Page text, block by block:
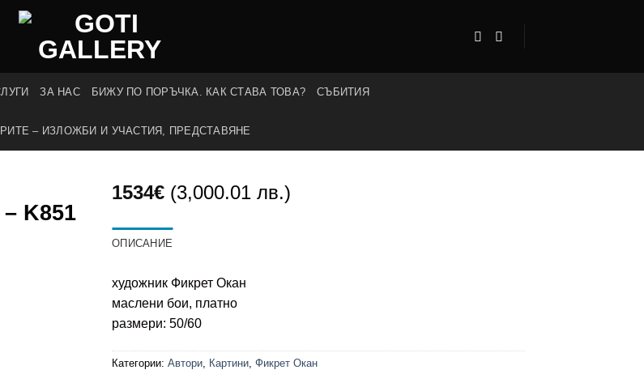
ЗА НАС БИЖУ ПО ПОРЪЧКА. КАК СТАВА ТОВА? СЪБИТИЯ
– ИЗЛОЖБИ И УЧАСТИЯ, ПРЕДСТАВЯНЕ
K851
1534€ (3,000.01 лв.)
ОПИСАНИЕ
художник Фикрет Окан
маслени бои, платно
размери: 50/60
Категории: Автори Картини Фикрет Окан